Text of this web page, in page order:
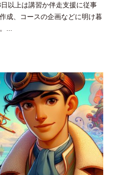
以上は講習か伴走支援に従事
成、コースの企画などに明け暮
...